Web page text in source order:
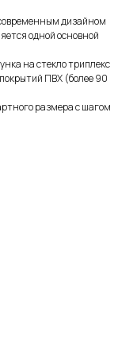
дизайном
одной основной
на стекло триплекс
ПВХ (более 90
размера с шагом